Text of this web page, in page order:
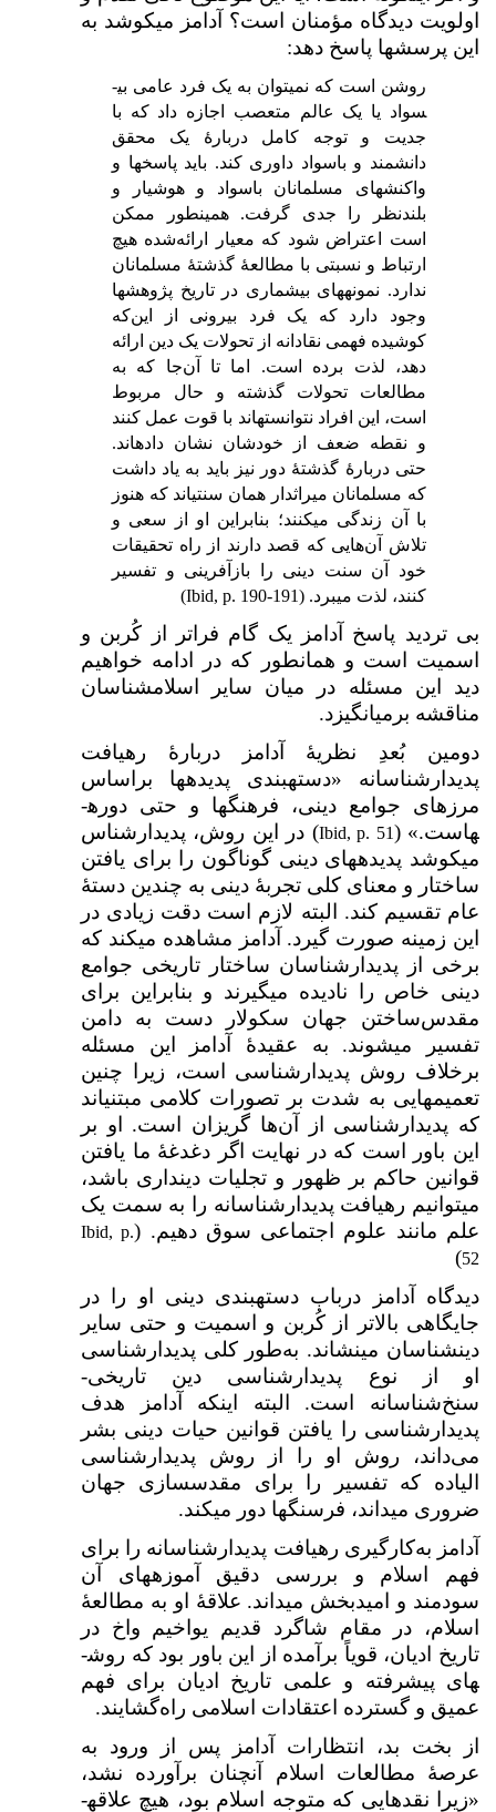
اولویت دیدگاه مؤمنان است؟ آدامز می­کوشد به
این پرسش­ها پاسخ دهد:
روشن است که نمی­توان به یک فرد عامی بی­
سواد یا یک عالم متعصب اجازه داد که با
جدیت و توجه کامل دربارهٔ یک محقق
دانشمند و باسواد داوری کند. باید پاسخ­ها و
واکنش­های مسلمانان باسواد و هوشیار و
بلندنظر را جدی گرفت. همین­طور ممکن
است اعتراض شود که معیار ارائه‌شده هیچ
ارتباط و نسبتی با مطالعۀ گذشتۀ مسلمانان
ندارد. نمونه­های بی­شماری در تاریخ پژوهش­ها
وجود دارد که یک فرد بیرونی از این‌که
کوشیده فهمی نقادانه از تحولات یک دین ارائه
دهد، لذت برده است. اما تا آن‌جا که به
مطالعات تحولات گذشته و حال مربوط
است، این افراد نتوانسته­اند با قوت عمل کنند
و نقطه ضعف از خودشان نشان داده­اند.
حتی دربارهٔ گذشتهٔ دور نیز باید به یاد داشت
که مسلمانان میراث­دار همان سنتی­اند که هنوز
با آن زندگی می­کنند؛ بنابراین او از سعی و
تلاش آن‌هایی که قصد دارند از راه تحقیقات
خود آن سنت دینی را بازآفرینی و تفسیر
کنند، لذت می­برد. (Ibid, p. 190-191
)
بی تردید پاسخ آدامز یک گام فراتر از کُربن و
اسمیت است و همان­طور که در ادامه خواهیم
دید این مسئله در میان سایر اسلام­شناسان
مناقشه برمی­انگیزد.
دومین بُعدِ نظریۀ آدامز دربارهٔ رهیافت
پدیدارشناسانه «دسته­بندی پدیده­ها براساس
مرزهای جوامع دینی، فرهنگ­ها و حتی دوره­
هاست.» (Ibid, p. 51) در این روش، پدیدارشناس
می­کوشد پدیده­های دینی گوناگون را برای یافتن
ساختار و معنای کلی تجربۀ دینی به چندین دستهٔ
عام تقسیم کند. البته لازم است دقت زیادی در
این زمینه صورت گیرد. آدامز مشاهده می­کند که
برخی از پدیدارشناسان ساختار تاریخی جوامع
دینی خاص را نادیده می­گیرند و بنابراین برای
مقدس‌ساختن جهان سکولار دست به دامن
تفسیر می­شوند. به عقیدۀ آدامز این مسئله
برخلاف روش پدیدارشناسی است، زیرا چنین
تعمیم­هایی به شدت بر تصورات کلامی مبتنی­اند
که پدیدارشناسی از آن‌ها گریزان است. او بر
این باور است که در نهایت اگر دغدغۀ ما یافتن
قوانین حاکم بر ظهور و تجلیات دین­داری باشد،
می­توانیم رهیافت پدیدارشناسانه را به سمت یک
علم مانند علوم اجتماعی سوق دهیم. (Ibid, p.
52
)
دیدگاه آدامز درباب دسته­بندی دینی او را در
جایگاهی بالاتر از کُربن و اسمیت و حتی سایر
دین­شناسان می­نشاند. به‌طور کلی پدیدارشناسی
او از نوع پدیدارشناسی دین تاریخی-
سنخ‌شناسانه است. البته اینکه آدامز هدف
پدیدارشناسی را یافتن قوانین حیات دینی بشر
می‌داند، روش او را از روش پدیدارشناسی
الیاده که تفسیر را برای مقدس­سازی جهان
ضروری می­داند، فرسنگ­ها دور می­کند.
آدامز به‌کارگیری رهیافت پدیدارشناسانه را برای
فهم اسلام و بررسی دقیق آموزه­های آن
سودمند و امیدبخش می­داند. علاقۀ او به مطالعۀ
اسلام، در مقام شاگرد قدیم یواخیم واخ در
تاریخ ادیان، قویاً برآمده از این باور بود که روش­
های پیشرفته و علمی تاریخ ادیان برای فهم
عمیق و گسترده اعتقادات اسلامی راه‌گشایند.
از بخت بد، انتظارات آدامز پس از ورود به
عرصۀ مطالعات اسلام آن­چنان برآورده نشد،
«زیرا نقدهایی که متوجه اسلام بود، هیچ علاقه­